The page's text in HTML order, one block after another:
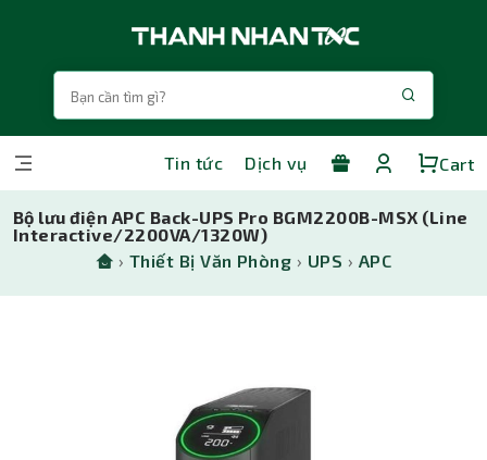
Tin tức Dịch vụ Cart
Bộ lưu điện APC Back-UPS Pro BGM2200B-MSX (Line
Interactive/2200VA/1320W)
› Thiết Bị Văn Phòng › UPS › APC